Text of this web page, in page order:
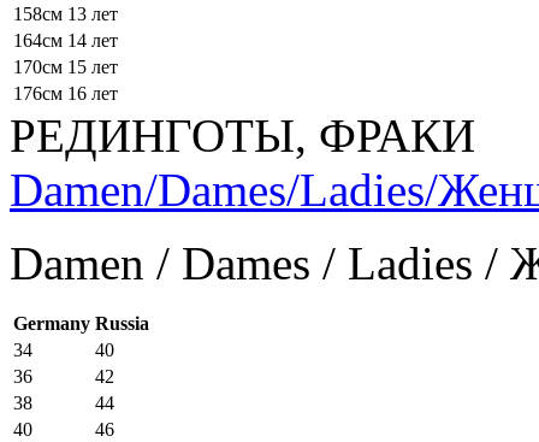
158см 13 лет
164см 14 лет
170см 15 лет
176см 16 лет
РЕДИНГОТЫ, ФРАКИ
Damen/Dames/Ladies/
Damen / Dames / Ladies
Germany Russia
34
40
36
42
38
44
40
46